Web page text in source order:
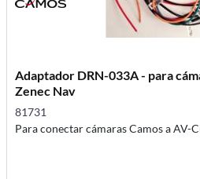
Adaptador DRN-033A - para
Zenec Nav
81731
Para conectar cámaras Camos a AV-